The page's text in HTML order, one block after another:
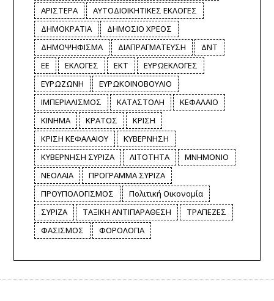
ΑΡΙΣΤΕΡΑ
ΑΥΤΟΔΙΟΙΚΗΤΙΚΕΣ ΕΚΛΟΓΕΣ
ΔΗΜΟΚΡΑΤΙΑ
ΔΗΜΟΣΙΟ ΧΡΕΟΣ
ΔΗΜΟΨΗΦΙΣΜΑ
ΔΙΑΠΡΑΓΜΑΤΕΥΣΗ
ΔΝΤ
ΕΕ
ΕΚΛΟΓΕΣ ΕΚΤ
ΕΥΡΩΕΚΛΟΓΕΣ
ΕΥΡΩΖΩΝΗ
ΕΥΡΩΚΟΙΝΟΒΟΥΛΙΟ
ΙΜΠΕΡΙΑΛΙΣΜΟΣ
ΚΑΤΑΣΤΟΛΗ
ΚΕΦΑΛΑΙΟ
ΚΙΝΗΜΑ
ΚΡΑΤΟΣ
ΚΡΙΣΗ
ΚΡΙΣΗ ΚΕΦΑΛΑΙΟΥ
ΚΥΒΕΡΝΗΣΗ
ΚΥΒΕΡΝΗΣΗ ΣΥΡΙΖΑ
ΛΙΤΟΤΗΤΑ
ΜΝΗΜΟΝΙΟ
ΝΕΟΛΑΙΑ
ΠΡΟΓΡΑΜΜΑ ΣΥΡΙΖΑ
ΠΡΟΥΠΟΛΟΓΙΣΜΟΣ
Πολιτική Οικονομία
ΣΥΡΙΖΑ
ΤΑΞΙΚΗ ΑΝΤΙΠΑΡΑΘΕΣΗ
ΤΡΑΠΕΖΕΣ
ΦΑΣΙΣΜΟΣ
ΦΟΡΟΛΟΓΙΑ